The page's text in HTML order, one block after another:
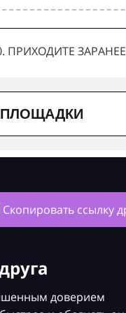
ПРИХОДИТЕ ЗАРАНЕЕ
Скопировать ссылку
доверием